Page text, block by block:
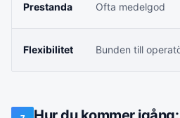
Prestanda Ofta medelgod
Flexibilitet Bunden till